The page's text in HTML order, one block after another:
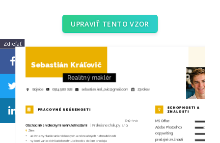
UPRAVIŤ TENTO VZOR
Sebastián Kráľovič
Realitný maklér
Bojnice 0914 580 028 sebastian.kral_ovic@gmail.com 23 rokov
PRACOVNÉ SKÚSENOSTI
2019 - trvá
Obchodník s vidieckymi nehnuteľnosťami Prekrásne chalupy, s.r.o.
Žilina
aktívne vyhľadávanie vidieckych a rekreačných nehnuteľností
vykonávanie obhliadok nehnuteľností s cieľom predaja
SCHOPNOSTI A
ZNALOSTI
MS Office
Adobe Photoshop
copywriting
predajné zručnosti
Zdieľať